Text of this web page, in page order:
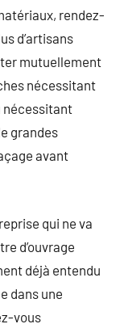
rendez-
d’artisans
mutuellement
nécessitant
nécessitant
grandes
avant
qui ne va
d’ouvrage
déjà entendu
dans une
vous